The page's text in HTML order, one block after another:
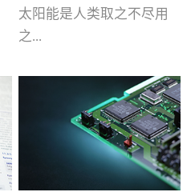
或可燃性气体、水蒸汽和
盐类过度污染；（5） 当
围变压器油的温度上限不
超过105℃。型号说明
（注：在额定电流后加/S
表示带熔断指示及信号输
出功能,在S后加/H数字表
太阳能是人类取之不尽用
之...
不竭的可再生能源，具有
充分的清洁性、绝对的安
全性、相对的广泛性、确
实的长寿命和免维护性、